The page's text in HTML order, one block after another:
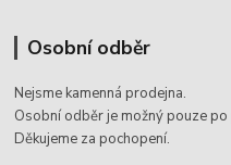
Osobní odběr
Nejsme kamenná prodejna.
Osobní odběr je možný pouze po
Děkujeme za pochopení.